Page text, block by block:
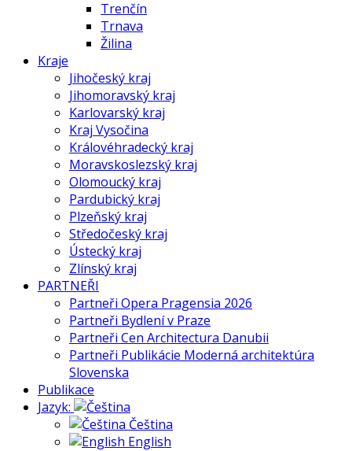
Trenčín
Trnava
Žilina
Kraje
Jihočeský kraj
Jihomoravský kraj
Karlovarský kraj
Kraj Vysočina
Královéhradecký kraj
Moravskoslezský kraj
Olomoucký kraj
Pardubický kraj
Plzeňský kraj
Středočeský kraj
Ústecký kraj
Zlínský kraj
PARTNEŘI
Partneři Opera Pragensia 2026
Partneři Bydlení v Praze
Partneři Cen Architectura Danubii
Partneři Publikácie Moderná architektúra
Slovenska
Publikace
Jazyk:
Čeština
English